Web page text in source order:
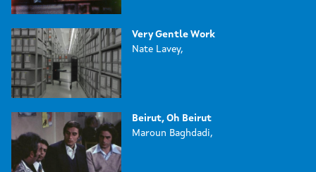
Very Gentle Work
Nate Lavey,
Beirut, Oh Beirut
Maroun Baghdadi,